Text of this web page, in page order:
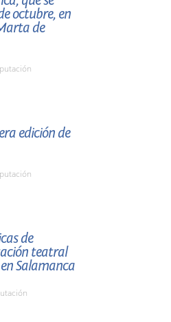
octubre, en
de
edición de
de
teatral
Salamanca